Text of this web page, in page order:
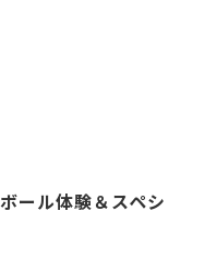
ール体験＆スペシ